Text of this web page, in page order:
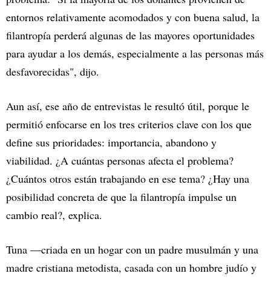
entornos relativamente acomodados y con buena salud, la
filantropía perderá algunas de las mayores oportunidades
para ayudar a los demás, especialmente a las personas más
desfavorecidas", dijo.
Aun así, ese año de entrevistas le resultó útil, porque le
permitió enfocarse en los tres criterios clave con los que
define sus prioridades: importancia, abandono y
viabilidad. ¿A cuántas personas afecta el problema?
¿Cuántos otros están trabajando en ese tema? ¿Hay una
posibilidad concreta de que la filantropía impulse un
cambio real?, explica.
Tuna —criada en un hogar con un padre musulmán y una
madre cristiana metodista, casada con un hombre judío y